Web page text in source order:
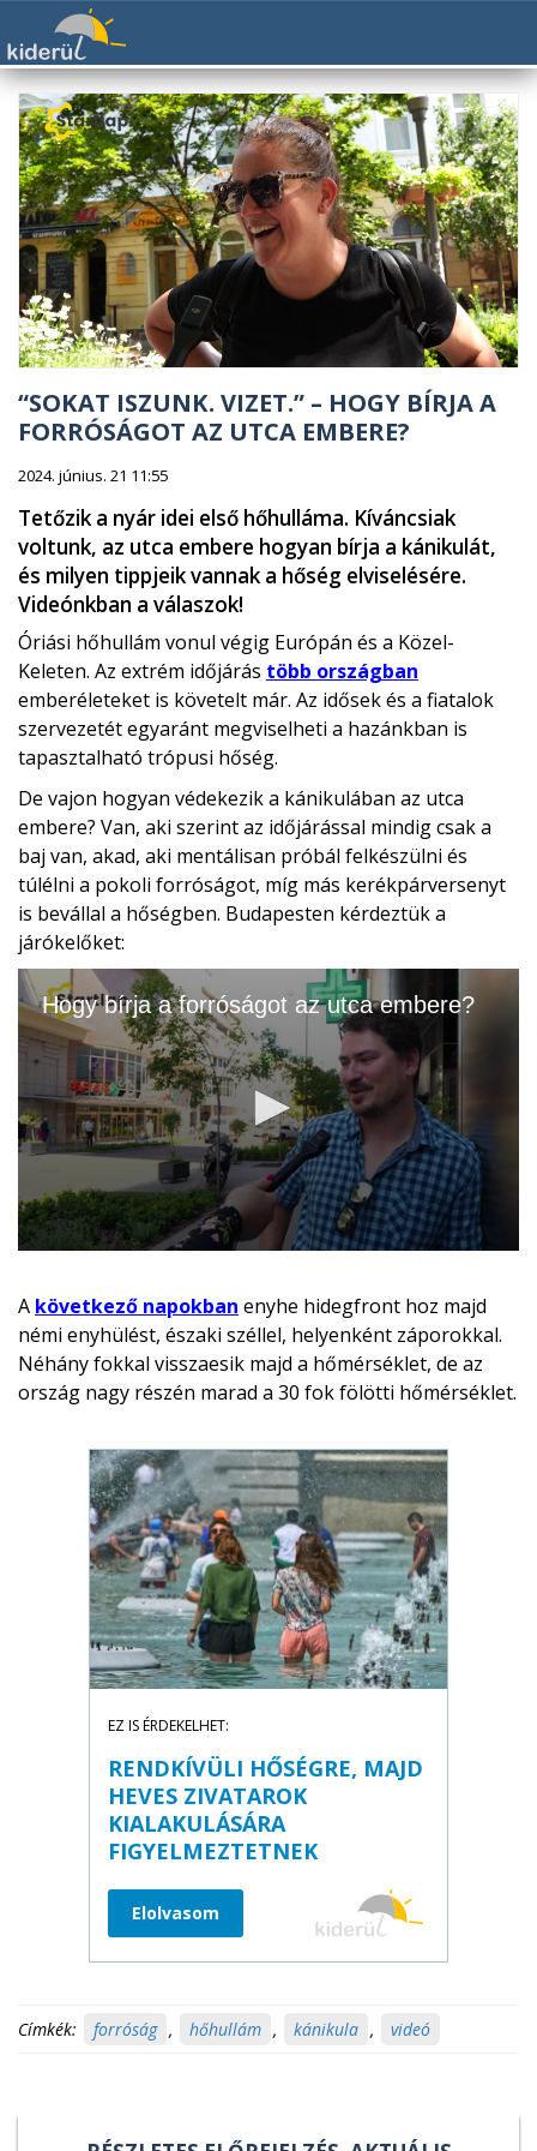
“SOKAT ISZUNK. VIZET.” – HOGY BÍRJA A
FORRÓSÁGOT AZ UTCA EMBERE?
2024. június. 21 11:55
Tetőzik a nyár idei első hőhulláma. Kíváncsiak
voltunk, az utca embere hogyan bírja a kánikulát,
és milyen tippjeik vannak a hőség elviselésére.
Videónkban a válaszok!
Óriási hőhullám vonul végig Európán és a Közel-
Keleten. Az extrém időjárás több országban
emberéleteket is követelt már. Az idősek és a fiatalok
szervezetét egyaránt megviselheti a hazánkban is
tapasztalható trópusi hőség.
De vajon hogyan védekezik a kánikulában az utca
embere? Van, aki szerint az időjárással mindig csak a
baj van, akad, aki mentálisan próbál felkészülni és
túlélni a pokoli forróságot, míg más kerékpárversenyt
is bevállal a hőségben. Budapesten kérdeztük a
járókelőket:
A következő napokban enyhe hidegfront hoz majd
némi enyhülést, északi széllel, helyenként záporokkal.
Néhány fokkal visszaesik majd a hőmérséklet, de az
ország nagy részén marad a 30 fok fölötti hőmérséklet.
EZ IS ÉRDEKELHET:
RENDKÍVÜLI HŐSÉGRE, MAJD
HEVES ZIVATAROK
KIALAKULÁSÁRA
FIGYELMEZTETNEK
Elolvasom
Címkék: forróság , hőhullám , kánikula , videó